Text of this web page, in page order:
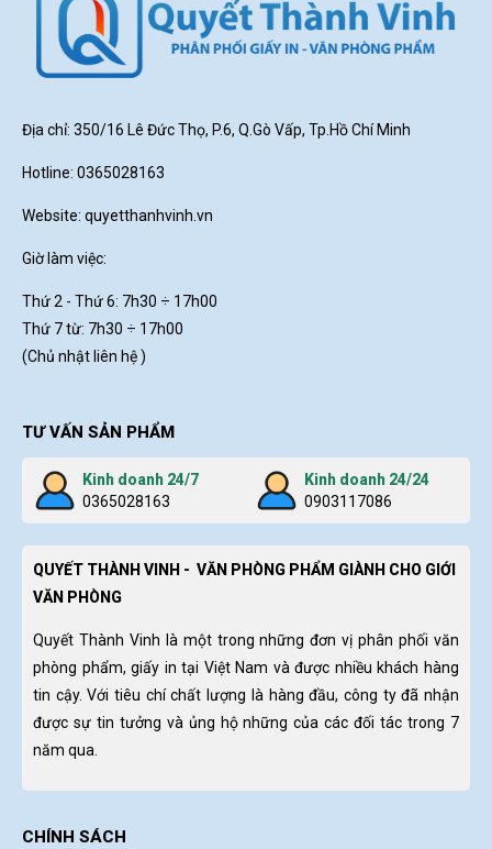
Địa chỉ: 350/16 Lê Đức Thọ, P.6, Q.Gò Vấp, Tp.Hồ Chí Minh
Hotline: 0365028163
Website: quyetthanhvinh.vn
Giờ làm việc:
Thứ 2 - Thứ 6: 7h30 ÷ 17h00
Thứ 7 từ: 7h30 ÷ 17h00
(Chủ nhật liên hệ )
TƯ VẤN SẢN PHẨM
Kinh doanh 24/7
0365028163
Kinh doanh 24/24
0903117086
QUYẾT THÀNH VINH - VĂN PHÒNG PHẨM GIÀNH CHO GIỚI
VĂN PHÒNG
Quyết Thành Vinh là một trong những đơn vị phân phối văn
phòng phẩm, giấy in tại Việt Nam và được nhiều khách hàng
tin cậy. Với tiêu chí chất lượng là hàng đầu, công ty đã nhận
được sự tin tưởng và ủng hộ những của các đối tác trong 7
năm qua.
CHÍNH SÁCH